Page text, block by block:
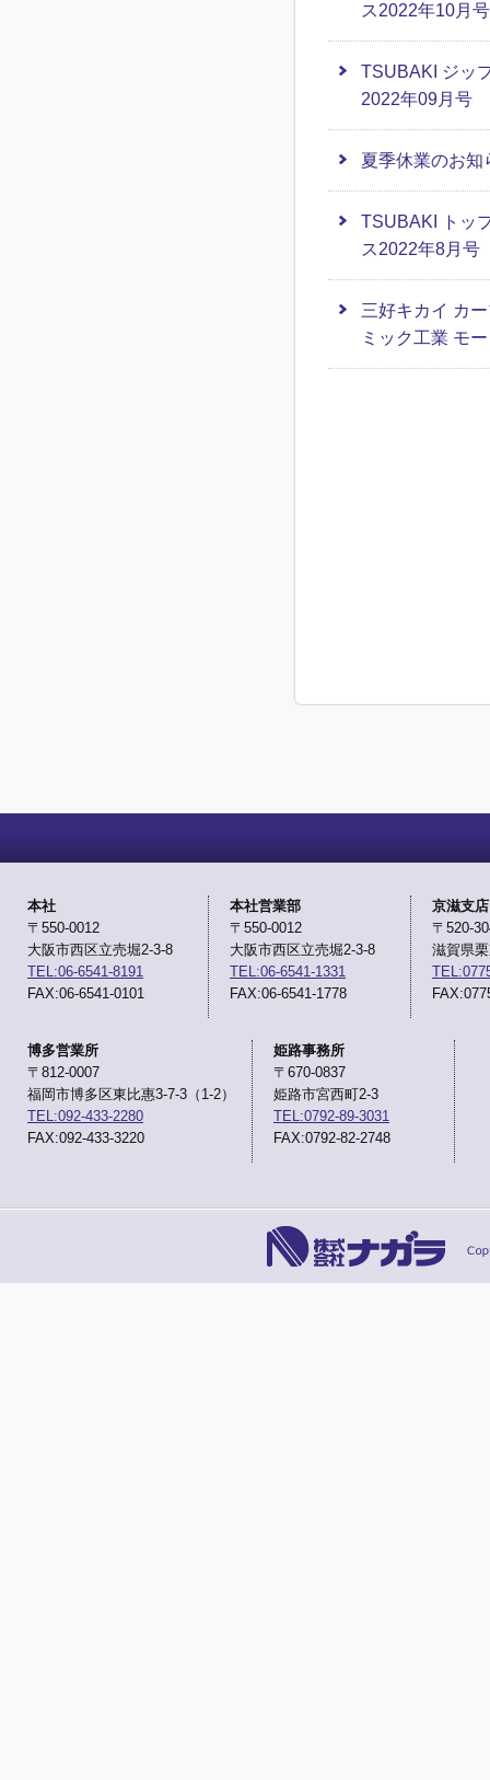
ス2022年10月号
TSUBAKI ジッ
2022年09月号
夏季休業のお知
TSUBAKI トッ
ス2022年8月号
三好キカイ カ
ミック工業 モ
本社
〒550-0012
大阪市西区立売堀2-3-8
TEL:06-6541-8191
FAX:06-6541-0101
本社営業部
〒550-0012
大阪市西区立売堀2-3-8
TEL:06-6541-1331
FAX:06-6541-1778
京滋支店
〒520-
滋賀県
博多営業所
〒812-0007
福岡市博多区東比惠3-7-3（1-2）
TEL:092-433-2280
FAX:092-433-3220
姫路事務所
〒670-0837
姫路市宮西町2-3
TEL:0792-89-3031
FAX:0792-82-2748